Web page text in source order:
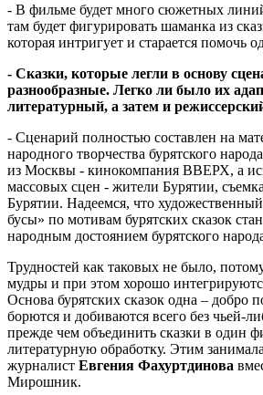
- В фильме будет много сюжетных
там будет фигурировать шаманка из
которая интригует и старается помочь
- Сказки, которые легли в основу
разнообразные. Легко ли было их
литературный, а затем и
- Сценарий полностью составлен на
народного творчества бурятского
из Москвы - кинокомпания ВВЕРХ, а
массовых сцен - жители Бурятии,
Бурятии. Надеемся, что
бусы» по мотивам бурятских сказок
народным достоянием бурятского
Трудностей как таковых не было,
мудры и при этом хорошо
Основа бурятских сказок одна – добро
борются и добиваются всего без чьей-
прежде чем объединить сказки в один
литературную обработку. Этим
журналист Евгения Фахуртдинова
Мирошник.